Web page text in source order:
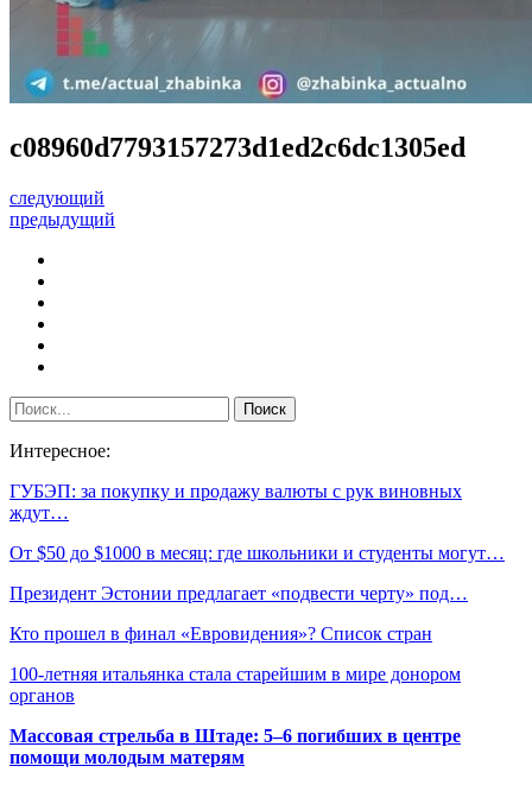
c08960d7793157273d1ed2c6dc1305ed
следующий
предыдущий
Интересное:
ГУБЭП: за покупку и продажу валюты с рук виновных
ждут…
От $50 до $1000 в месяц: где школьники и студенты могут…
Президент Эстонии предлагает «подвести черту» под…
Кто прошел в финал «Евровидения»? Список стран
100-летняя итальянка стала старейшим в мире донором
органов
Массовая стрельба в Штаде: 5–6 погибших в центре
помощи молодым матерям